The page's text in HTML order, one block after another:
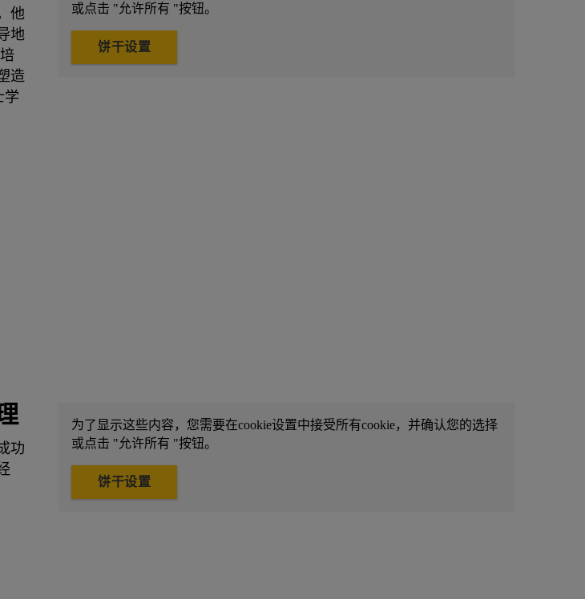
他
地
造
学
或点击 "允许所有 "按钮。
饼干设置
功
为了显示这些内容，您需要在cookie设置中接受所有cookie，并确认您的选择
或点击 "允许所有 "按钮。
饼干设置